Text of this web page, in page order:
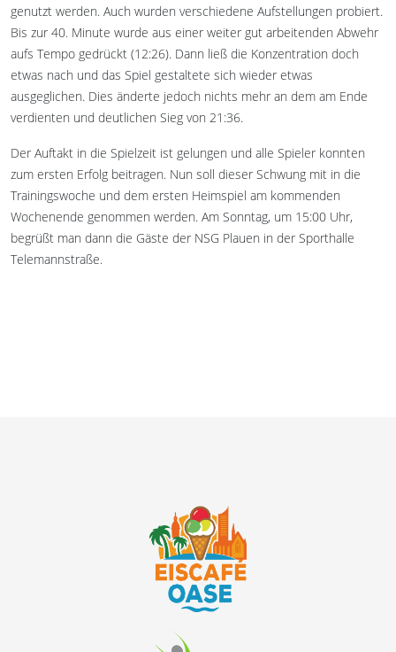
genutzt werden. Auch wurden verschiedene Aufstellungen probiert.
Bis zur 40. Minute wurde aus einer weiter gut arbeitenden Abwehr
aufs Tempo gedrückt (12:26). Dann ließ die Konzentration doch
etwas nach und das Spiel gestaltete sich wieder etwas
ausgeglichen. Dies änderte jedoch nichts mehr an dem am Ende
verdienten und deutlichen Sieg von 21:36.
Der Auftakt in die Spielzeit ist gelungen und alle Spieler konnten
zum ersten Erfolg beitragen. Nun soll dieser Schwung mit in die
Trainingswoche und dem ersten Heimspiel am kommenden
Wochenende genommen werden. Am Sonntag, um 15:00 Uhr,
begrüßt man dann die Gäste der NSG Plauen in der Sporthalle
Telemannstraße.